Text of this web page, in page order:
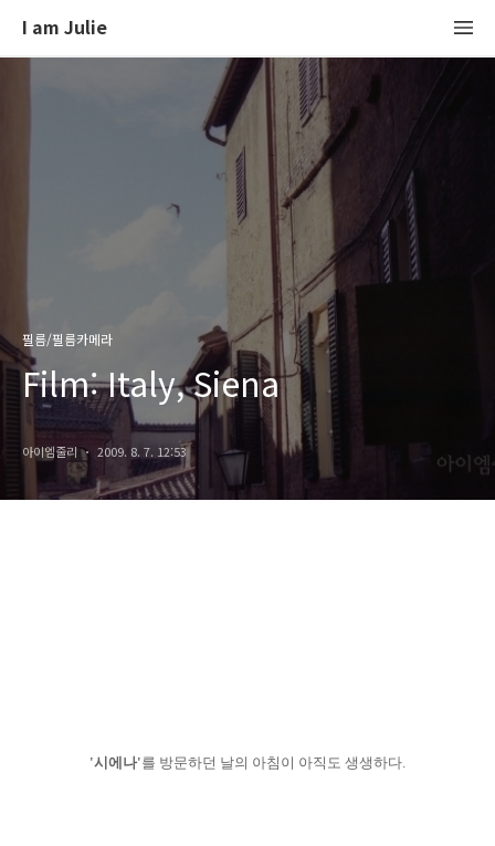
I am Julie
필름/필름카메라
Film: Italy, Siena
아이엠줄리 2009. 8. 7. 12:53
'시에나'를 방문하던 날의 아침이 아직도 생생하다.